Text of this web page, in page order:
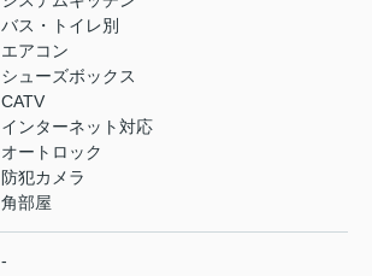
バス・トイレ別
エアコン
シューズボックス
CATV
インターネット対応
オートロック
防犯カメラ
角部屋
-